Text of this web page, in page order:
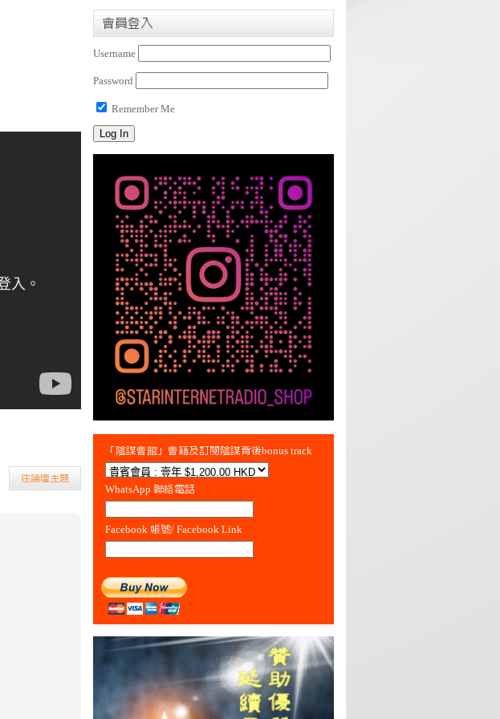
往論壇主題
會員登入
Username
Password
Remember Me
「陰謀會館」會籍及訂閱陰謀背後bonus track
WhatsApp 聯絡電話
Facebook 帳號/ Facebook Link